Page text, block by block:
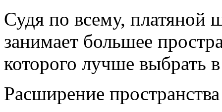
Судя по всему, платяной
занимает большее
которого лучше выбрать
Расширение пространства